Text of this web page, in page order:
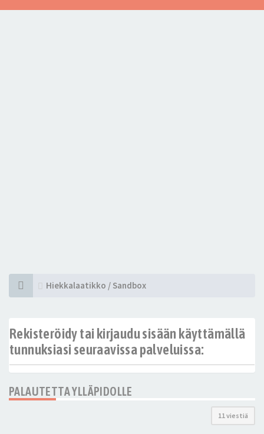
Hiekkalaatikko / Sandbox
Rekisteröidy tai kirjaudu sisään käyttämällä
tunnuksiasi seuraavissa palveluissa:
PALAUTETTA YLLÄPIDOLLE
11 viestiä